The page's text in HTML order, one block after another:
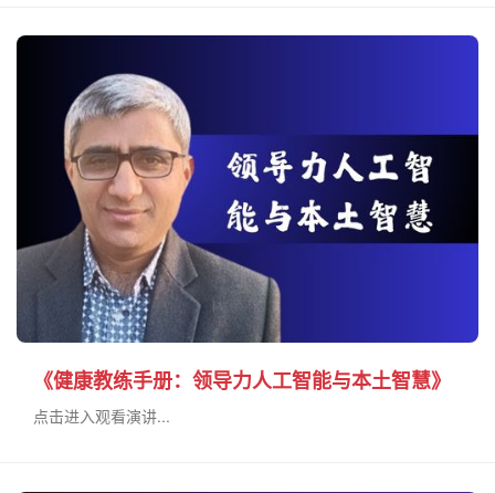
《健康教练手册：领导力人工智能与本土智慧》
点击进入观看演讲...